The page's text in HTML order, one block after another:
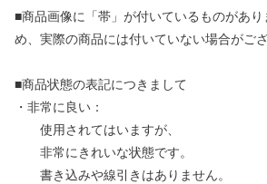
■商品画像に「帯」が付いているものがあり
め、実際の商品には付いていない場合がござ
■商品状態の表記につきまして
・非常に良い：
使用されてはいますが、
非常にきれいな状態です。
書き込みや線引きはありません。